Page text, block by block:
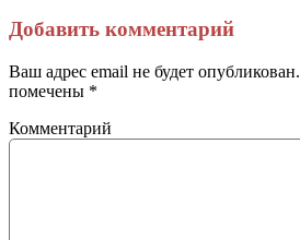
через
электронную
почту
Добавить комментарий
Ваш адрес email не будет опубликован.
помечены *
Комментарий